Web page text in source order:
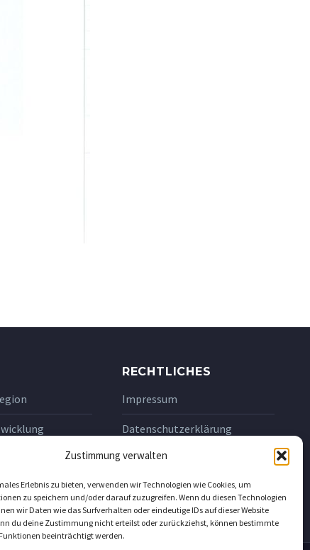
Zustimmung verwalten
Erlebnis zu bieten, verwenden wir Technologien wie Cookies, um
zu speichern und/oder darauf zuzugreifen. Wenn du diesen Technologien
wir Daten wie das Surfverhalten oder eindeutige IDs auf dieser Website
du deine Zustimmung nicht erteilst oder zurückziehst, können bestimmte
beeinträchtigt werden.
RECHTLICHES
Impressum
Datenschutzerklärung